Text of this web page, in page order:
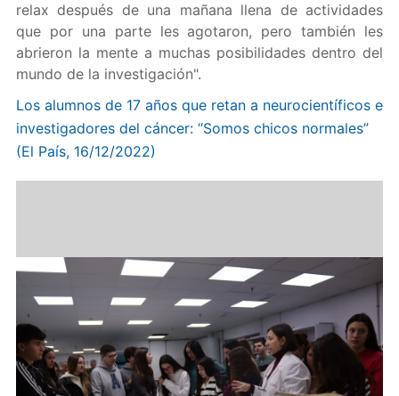
relax después de una mañana llena de actividades
que por una parte les agotaron, pero también les
abrieron la mente a muchas posibilidades dentro del
mundo de la investigación".
Los alumnos de 17 años que retan a neurocientíficos e
investigadores del cáncer: “Somos chicos normales”
(El País, 16/12/2022)